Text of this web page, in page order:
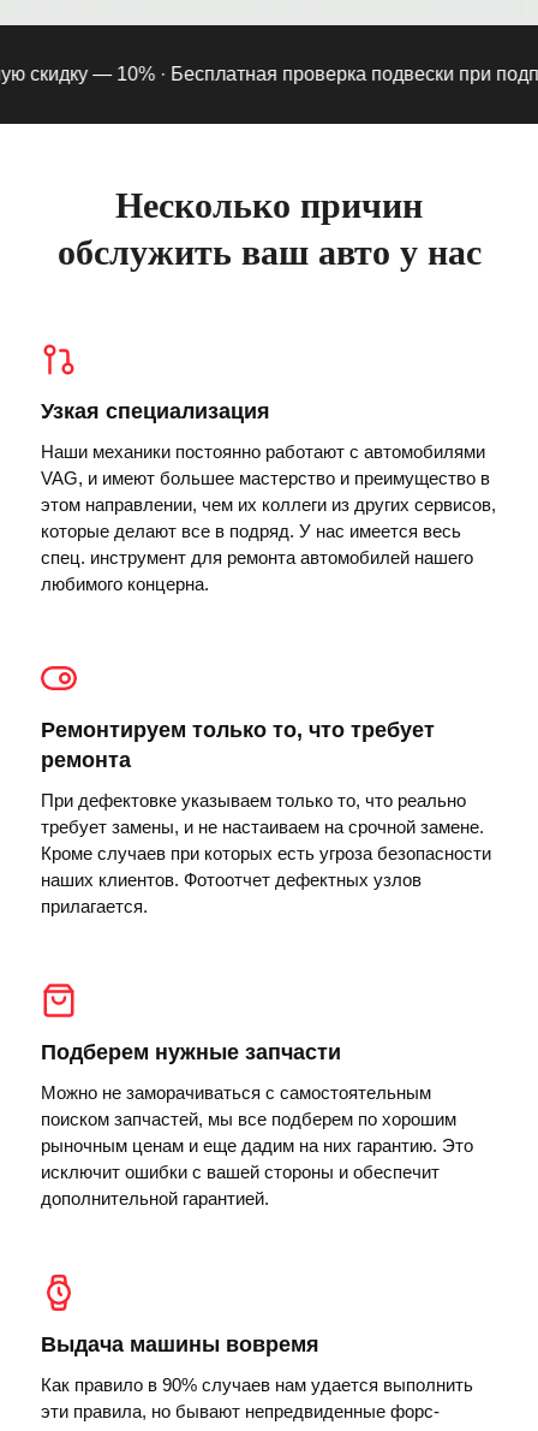
— 10% ·Бесплатная проверка подвески при
Несколько причин
обслужить ваш авто у нас
Узкая специализация
Наши механики постоянно работают с автомобилями
VAG, и имеют большее мастерство и преимущество в
этом направлении, чем их коллеги из других сервисов,
которые делают все в подряд. У нас имеется весь
спец. инструмент для ремонта автомобилей нашего
любимого концерна.
Ремонтируем только то, что требует
ремонта
При дефектовке указываем только то, что реально
требует замены, и не настаиваем на срочной замене.
Кроме случаев при которых есть угроза безопасности
наших клиентов. Фотоотчет дефектных узлов
прилагается.
Подберем нужные запчасти
Можно не заморачиваться с самостоятельным
поиском запчастей, мы все подберем по хорошим
рыночным ценам и еще дадим на них гарантию. Это
исключит ошибки с вашей стороны и обеспечит
дополнительной гарантией.
Выдача машины вовремя
Как правило в 90% случаев нам удается выполнить
эти правила, но бывают непредвиденные форс-